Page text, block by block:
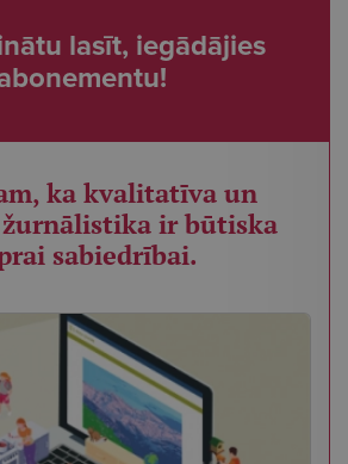
lasīt, iegādājies
ka kvalitatīva un
ir būtiska
sabiedrībai.